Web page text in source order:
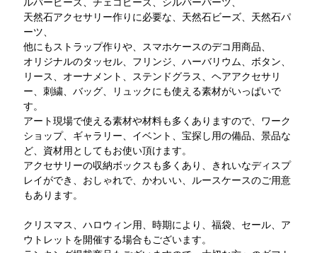
天然石アクセサリー作りに必要な、天然石ビーズ、天然石パ
ーツ、
他にもストラップ作りや、スマホケースのデコ用商品、
オリジナルのタッセル、フリンジ、ハーバリウム、ボタン、
リース、オーナメント、ステンドグラス、ヘアアクセサリ
ー、刺繍、バッグ、リュックにも使える素材がいっぱいで
す。
アート現場で使える素材や材料も多くありますので、ワーク
ショップ、ギャラリー、イベント、宝探し用の備品、景品な
ど、資材用としてもお使い頂けます。
アクセサリーの収納ボックスも多くあり、きれいなディスプ
レイができ、おしゃれで、かわいい、ルースケースのご用意
もあります。
クリスマス、ハロウィン用、時期により、福袋、セール、ア
ウトレットを開催する場合もございます。